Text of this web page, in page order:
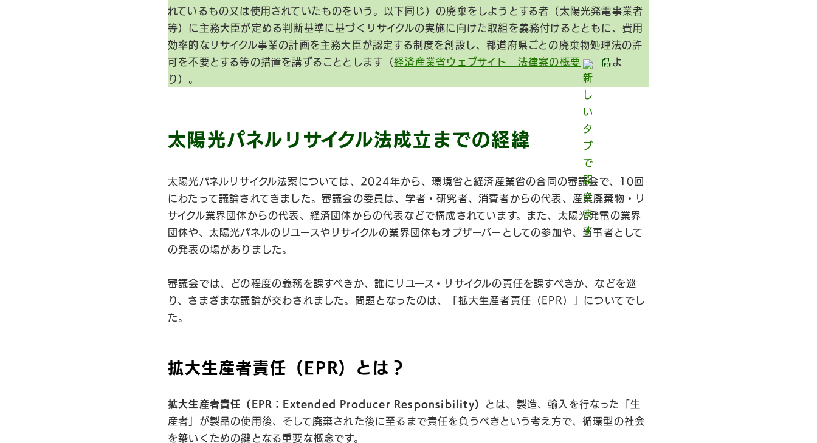
れているもの又は使用されていたものをいう。以下同じ）の廃棄をしようとする者（太陽光発電事業者
等）に主務大臣が定める判断基準に基づくリサイクルの実施に向けた取組を義務付けるとともに、費用
効率的なリサイクル事業の計画を主務大臣が認定する制度を創設し、都道府県ごとの廃棄物処理法の許
可を不要とする等の措置を講ずることとします（経済産業省ウェブサイト 法律案の概要
よ
り）。
太陽光パネルリサイクル法成立までの経緯
太陽光パネルリサイクル法案については、2024年から、環境省と経済産業省の合同の審議会で、10回
にわたって議論されてきました。審議会の委員は、学者・研究者、消費者からの代表、産業廃棄物・リ
サイクル業界団体からの代表、経済団体からの代表などで構成されています。また、太陽光発電の業界
団体や、太陽光パネルのリユースやリサイクルの業界団体もオブザーバーとしての参加や、当事者として
の発表の場がありました。
審議会では、どの程度の義務を課すべきか、誰にリユース・リサイクルの責任を課すべきか、などを巡
り、さまざまな議論が交わされました。問題となったのは、「拡大生産者責任（EPR）」についてでし
た。
拡大生産者責任（EPR）とは？
拡大生産者責任（EPR：Extended Producer Responsibility）
とは、製造、輸入を行なった「生
産者」が製品の使用後、そして廃棄された後に至るまで責任を負うべきという考え方で、循環型の社会
を築いくための鍵となる重要な概念です。